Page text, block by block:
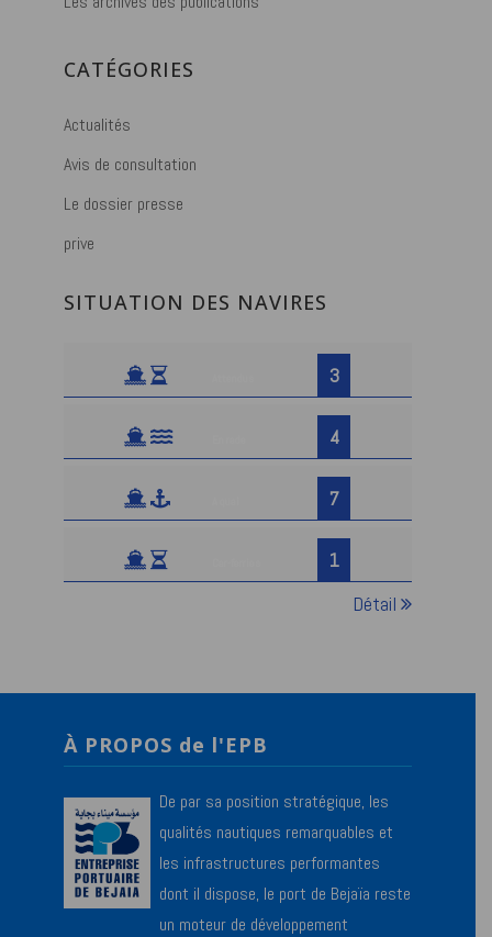
CATÉGORIES
Actualités
Avis de consultation
Le dossier presse
prive
SITUATION DES NAVIRES
3
4
7
1
Détail
À PROPOS de l'EPB
De par sa position stratégique, les
qualités nautiques remarquables et
les infrastructures performantes
dont il dispose, le port de Bejaïa reste
un moteur de développement